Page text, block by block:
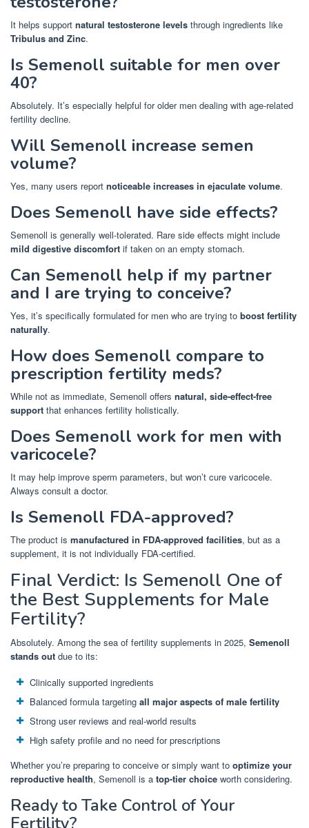
It helps support natural testosterone levels through ingredients like
Tribulus and Zinc.
Is Semenoll suitable for men over
40?
Absolutely. It’s especially helpful for older men dealing with age-related
fertility decline.
Will Semenoll increase semen
volume?
Yes, many users report noticeable increases in ejaculate volume.
Does Semenoll have side effects?
Semenoll is generally well-tolerated. Rare side effects might include
mild digestive discomfort if taken on an empty stomach.
Can Semenoll help if my partner
and I are trying to conceive?
Yes, it’s specifically formulated for men who are trying to boost fertility
naturally.
How does Semenoll compare to
prescription fertility meds?
While not as immediate, Semenoll offers natural, side-effect-free
support that enhances fertility holistically.
Does Semenoll work for men with
varicocele?
It may help improve sperm parameters, but won’t cure varicocele.
Always consult a doctor.
Is Semenoll FDA-approved?
The product is manufactured in FDA-approved facilities, but as a
supplement, it is not individually FDA-certified.
Final Verdict: Is Semenoll One of
the Best Supplements for Male
Fertility?
Absolutely. Among the sea of fertility supplements in 2025, Semenoll
stands out due to its:
Clinically supported ingredients
Balanced formula targeting all major aspects of male fertility
Strong user reviews and real-world results
High safety profile and no need for prescriptions
Whether you’re preparing to conceive or simply want to optimize your
reproductive health, Semenoll is a top-tier choice worth considering.
Ready to Take Control of Your
Fertility?